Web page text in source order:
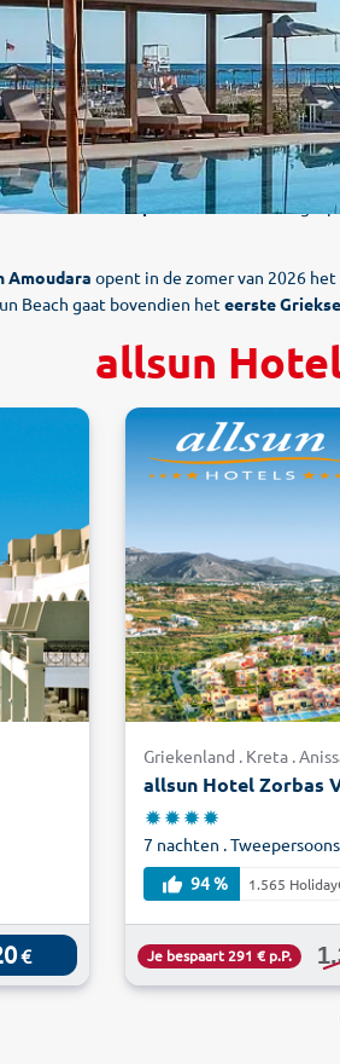
hotels in Europa. Een absoluut
Amoudara opent in de zomer van 2026 het
Beach gaat bovendien heteerste
allsun
€
Griekenland . Kreta .
allsun Hotel Zorbas
7 nachten .
94 %
1.565
Je bespaart 291 € p.P.